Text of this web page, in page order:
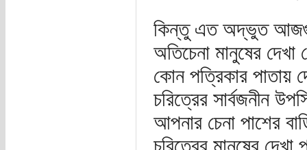
কিন্তু এত অদ্ভুত
অতিচেনা মানুষের
কোন পত্রিকার পাতায়
চরিত্রের সার্বজনীন
আপনার চেনা পাশের